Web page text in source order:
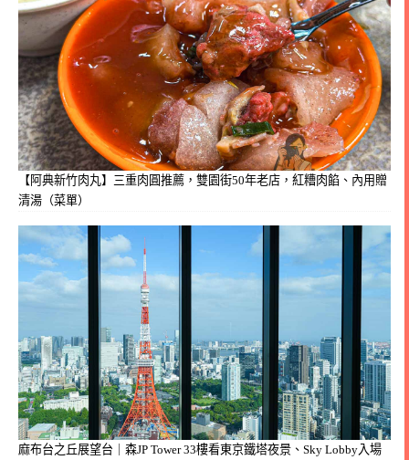
【阿典新竹肉丸】三重肉圓推薦，雙園街50年老店，紅糟肉餡、內用贈
清湯（菜單）
麻布台之丘展望台｜森JP Tower 33樓看東京鐵塔夜景、Sky Lobby入場